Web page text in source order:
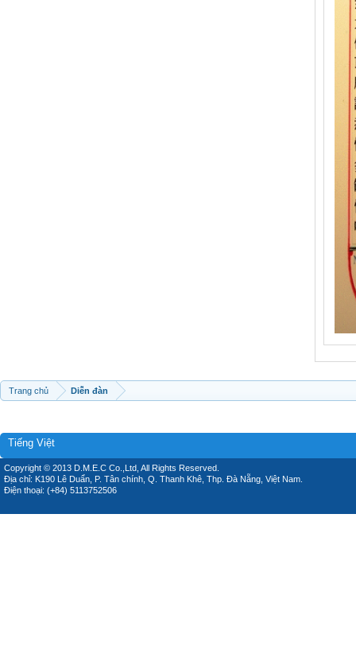
Trang chủ Diễn đàn
Tiếng Việt
Copyright © 2013 D.M.E.C Co.,Ltd, All Rights Reserved.
Địa chỉ: K190 Lê Duẩn, P. Tân chính, Q. Thanh Khê, Thp. Đà Nẵng, Việt Nam.
Điện thoại: (+84) 5113752506